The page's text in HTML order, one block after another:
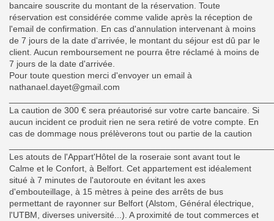
bancaire souscrite du montant de la réservation. Toute
réservation est considérée comme valide après la réception de
l'email de confirmation. En cas d'annulation intervenant à moins
de 7 jours de la date d'arrivée, le montant du séjour est dû par le
client. Aucun remboursement ne pourra être réclamé à moins de
7 jours de la date d'arrivée.
Pour toute question merci d'envoyer un email à
nathanael.dayet@gmail.com
La caution de 300 € sera préautorisé sur votre carte bancaire. Si
aucun incident ce produit rien ne sera retiré de votre compte. En
cas de dommage nous prélèverons tout ou partie de la caution
Les atouts de l'Appart'Hôtel de la roseraie sont avant tout le
Calme et le Confort, à Belfort. Cet appartement est idéalement
situé à 7 minutes de l'autoroute en évitant les axes
d'embouteillage, à 15 mètres à peine des arrêts de bus
permettant de rayonner sur Belfort (Alstom, Général électrique,
l'UTBM, diverses université...). A proximité de tout commerces et